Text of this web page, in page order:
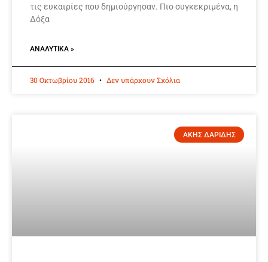
τις ευκαιρίες που δημιούργησαν. Πιο συγκεκριμένα, η
Δόξα
ΑΝΑΛΥΤΙΚΆ »
30 Οκτωβρίου 2016 Δεν υπάρχουν Σχόλια
ΑΚΗΣ ΔΑΡΙΔΗΣ